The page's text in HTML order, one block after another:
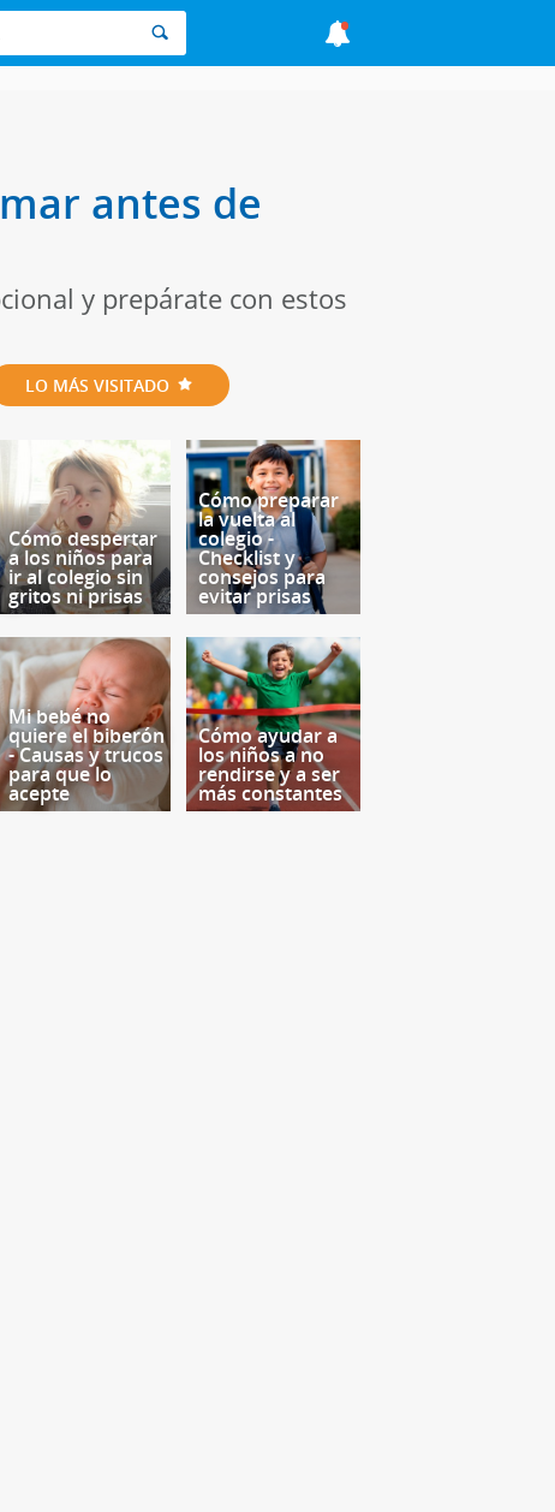
antes de
y prepárate con estos
LO MÁS VISITADO
Cómo despertar
a los niños para
ir al colegio sin
gritos ni prisas
Cómo preparar
la vuelta al
colegio -
Checklist y
consejos para
evitar prisas
Mi bebé no
quiere el biberón
- Causas y trucos
para que lo
acepte
Cómo ayudar a
los niños a no
rendirse y a ser
más constantes